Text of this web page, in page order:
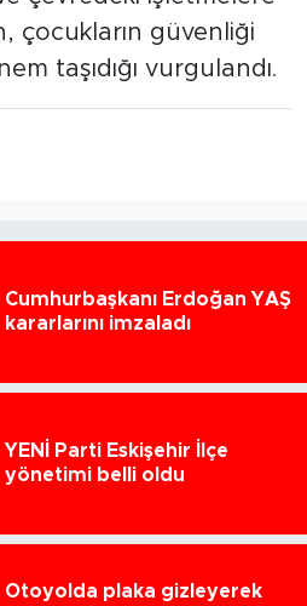
çocukların güvenliği
taşıdığı vurgulandı.
Cumhurbaşkanı Erdoğan YAŞ
kararlarını imzaladı
YENİ Parti Eskişehir İlçe
yönetimi belli oldu
Otoyolda plaka gizleyerek